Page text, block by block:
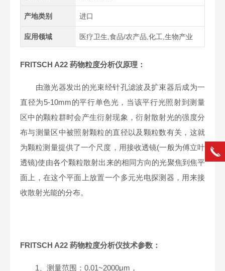
产地类别 进口
应用领域 医疗卫生,食品/农产品,化工,生物产业
FRITSCH A22 药物粒度分析仪原理：
由激光器发出的光束经针孔滤波及扩束器后成为一
直径为5-10mm的平行单色光，当该平行光照射到测量
区中的颗粒群时会产生衍射现象，衍射散射光的强度分
布与测量区中被照射颗粒的直径以及颗粒数有关，这就
为颗粒测量提供了一个尺度，用接收透镜(一般为傅立叶
透镜)使由各个颗粒散射出来的相同方向的光聚焦到焦平
面上，在这个平面上放置一个多元光电探测器，用来接
收散射光能的分布。
FRITSCH A22 药物粒度分析仪技术参数：
1、测量范围：0.01~2000μm，